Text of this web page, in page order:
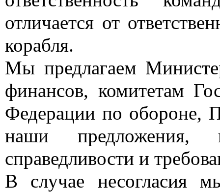
отличается от
корабля.
Мы предлагаем
финансов, комитетам
Федерации по обороне,
наши предложения,
справедливости и
В случае несогласия